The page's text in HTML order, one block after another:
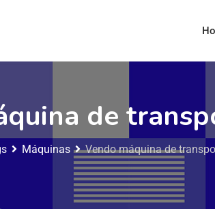
de
Máquinas Vendo máquina de